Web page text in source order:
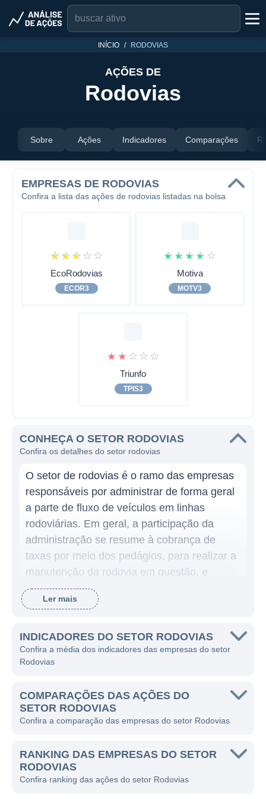
INÍCIO RODOVIAS
AÇÕES DE
Rodovias
Sobre Ações Indicadores Comparações
EMPRESAS DE RODOVIAS
Confira a lista das ações de rodovias listadas na bolsa
☆ ☆ ☆ ☆ ☆
EcoRodovias
ECOR3
☆ ☆ ☆ ☆ ☆
Motiva
MOTV3
☆ ☆ ☆ ☆ ☆
Triunfo
TPIS3
CONHEÇA O SETOR RODOVIAS
Confira os detalhes do setor rodovias
O setor de rodovias é o ramo das empresas
responsáveis por administrar de forma geral
a parte de fluxo de veículos em linhas
rodoviárias. Em geral, a participação da
administração se resume à cobrança de
taxas por meio dos pedágios, para realizar a
manutenção da rodovia em questão, e
analisar locais onde há maior tráfego para
realizar melhorias nas malhas rodoviárias,
No Brasil, possui poucas empresas atuantes,
o que faz com que no ambiente de bolsa de
opções através das quais o investidor pode
se expor ao setor rodoviário.
gerenciar as rodovias é obtido através de
leilões de concessões. Assim, ao realizar um
leilão, a companhia vencedora terá o direito
Ler mais
INDICADORES DO SETOR RODOVIAS
Confira a média dos indicadores das empresas do setor
Rodovias
COMPARAÇÕES DAS AÇÕES DO
SETOR RODOVIAS
Confira a comparação das empresas do setor Rodovias
RANKING DAS EMPRESAS DO SETOR
RODOVIAS
Confira ranking das ações do setor Rodovias